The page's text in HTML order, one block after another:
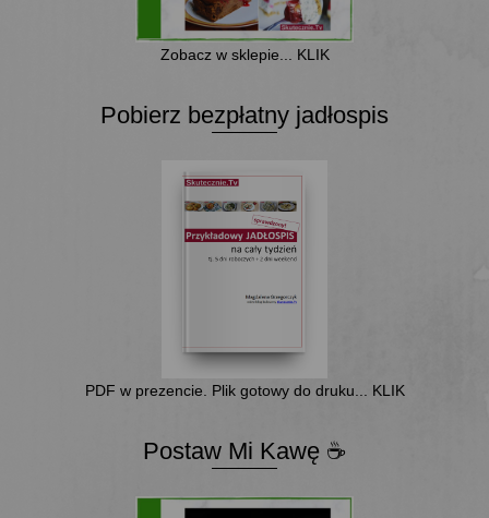
Zobacz w sklepie... KLIK
Pobierz bezpłatny jadłospis
PDF w prezencie. Plik gotowy do druku... KLIK
Postaw Mi Kawę ☕